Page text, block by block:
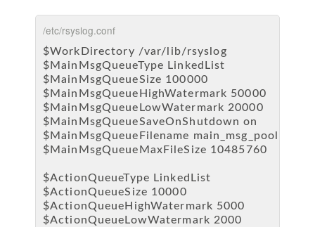
/etc/rsyslog.conf
$WorkDirectory /var/lib/rsyslog
$MainMsgQueueType LinkedList
$MainMsgQueueSize 100000
$MainMsgQueueHighWatermark 50000
$MainMsgQueueLowWatermark 20000
$MainMsgQueueSaveOnShutdown on
$MainMsgQueueFilename main_msg_pool
$MainMsgQueueMaxFileSize 10485760
$ActionQueueType LinkedList
$ActionQueueSize 10000
$ActionQueueHighWatermark 5000
$ActionQueueLowWatermark 2000